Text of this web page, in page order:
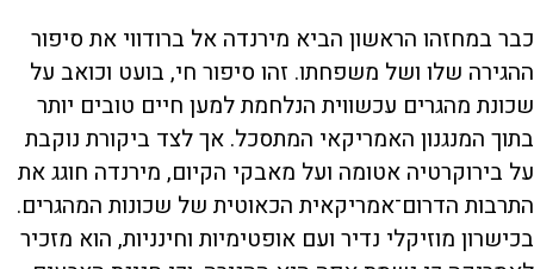
כבר במחזהו הראשון הביא מירנדה אל ברודווי את סיפור
ההגירה שלו ושל משפחתו. זהו סיפור חי, בועט וכואב על
שכונת מהגרים עכשווית הנלחמת למען חיים טובים יותר
בתוך המנגנון האמריקאי המתסכל. אך לצד ביקורת נוקבת
על בירוקרטיה אטומה ועל מאבקי הקיום, מירנדה חוגג את
התרבות הדרום־אמריקאית הכאוטית של שכונות המהגרים.
בכישרון מוזיקלי נדיר ועם אופטימיות וחינניות, הוא מזכיר